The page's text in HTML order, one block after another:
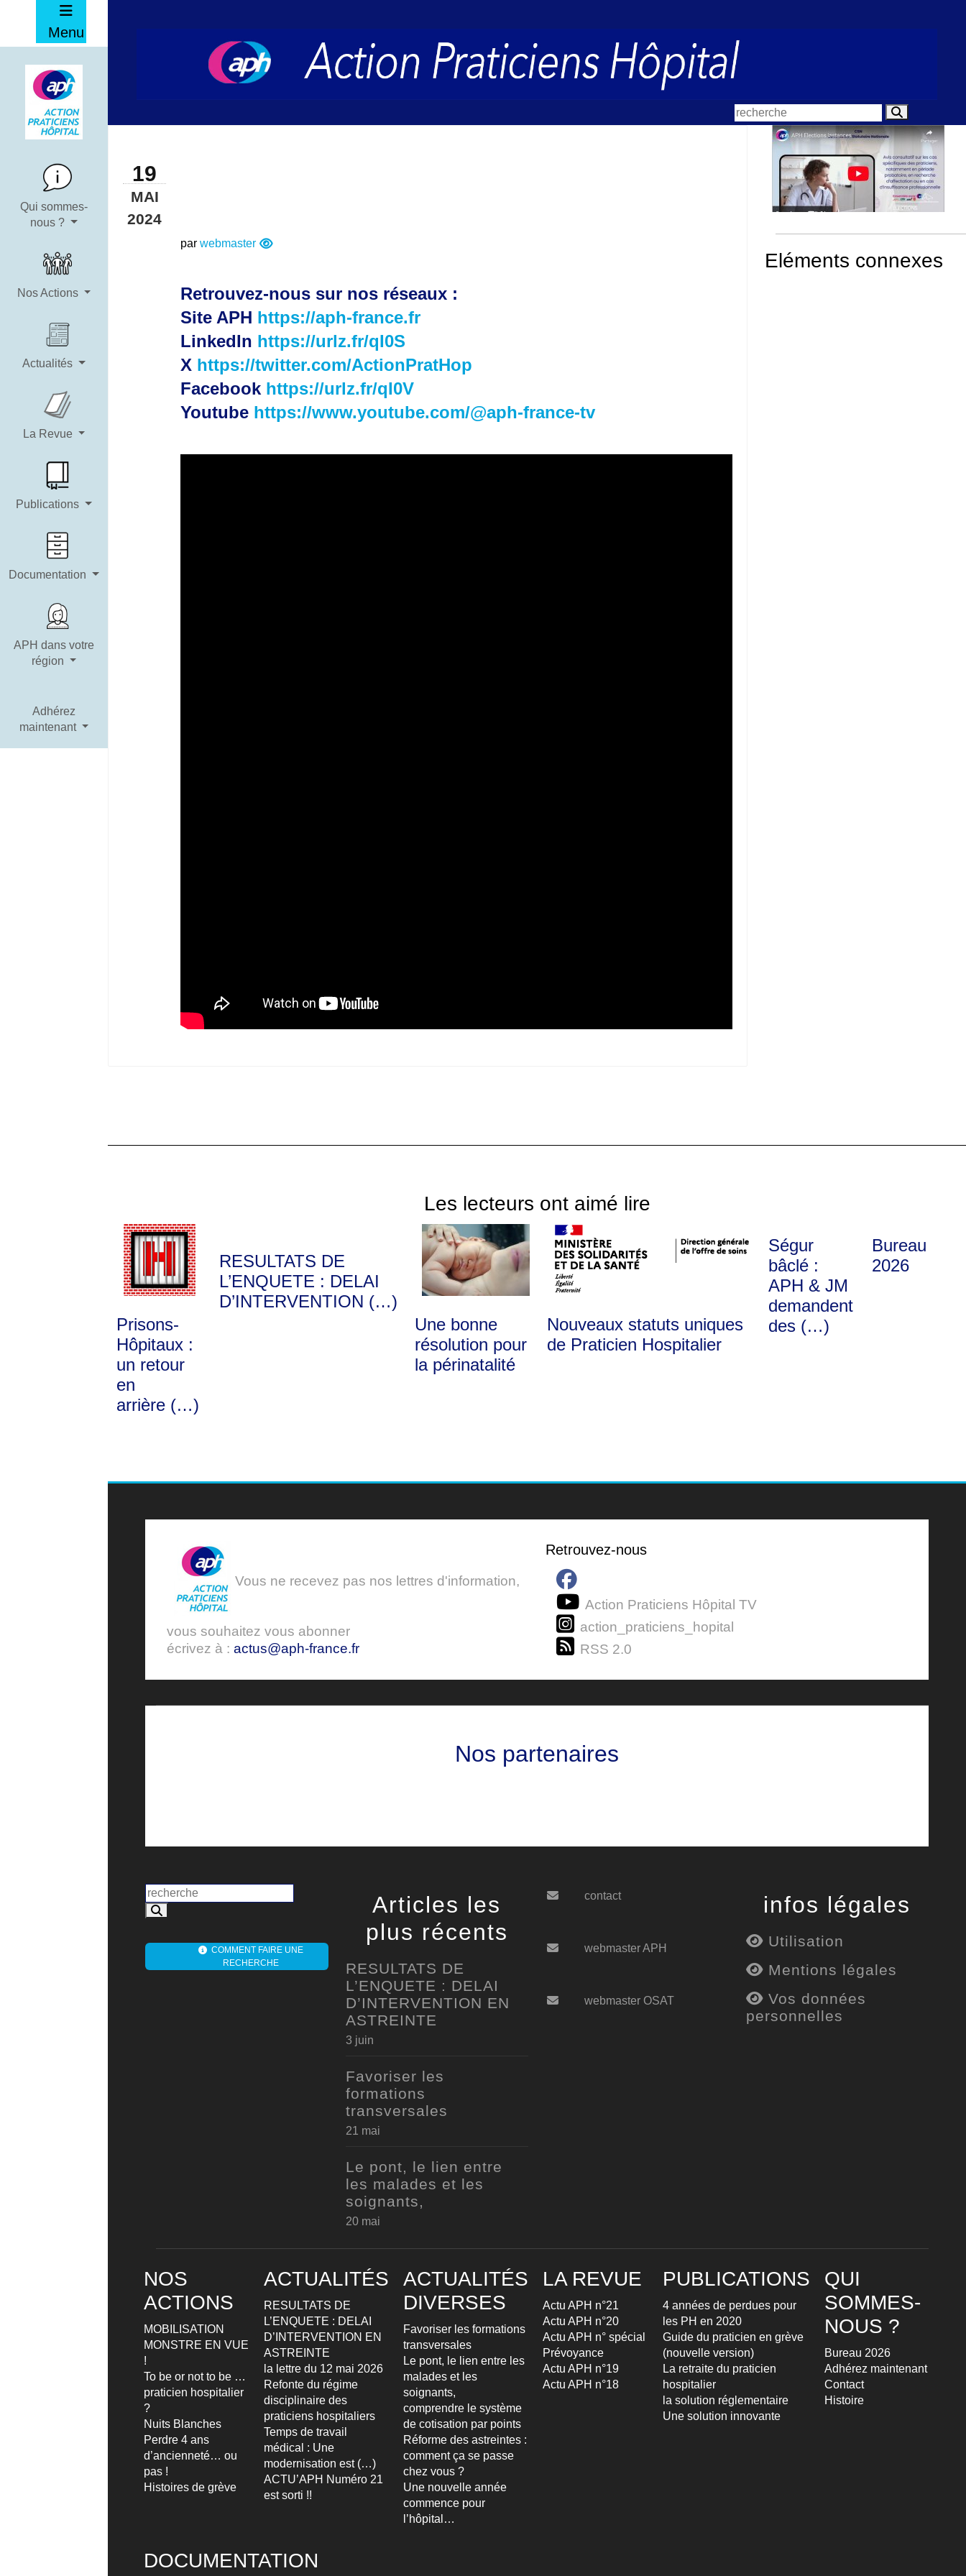
Menu
Qui sommes-
nous ?
Nos Actions
Actualités
La Revue
Publications
Documentation
APH dans votre
région
Adhérez
maintenant
19
MAI
2024
par webmaster
Retrouvez-nous sur nos réseaux :
Site APH https://aph-france.fr
LinkedIn https://urlz.fr/qI0S
X https://twitter.com/ActionPratHop
Facebook https://urlz.fr/qI0V
Youtube https://www.youtube.com/@aph-france-tv
Eléments connexes
Les lecteurs ont aimé lire
Prisons-
Hôpitaux :
un retour
en
arrière (…)
RESULTATS DE
L’ENQUETE : DELAI
D’INTERVENTION (…)
Une bonne
résolution pour
la périnatalité
Nouveaux statuts uniques
de Praticien Hospitalier
Ségur
bâclé :
APH & JM
demandent
des (…)
Bureau
2026
Vous ne recevez pas nos lettres d'information,
vous souhaitez vous abonner
écrivez à : actus@aph-france.fr
Retrouvez-nous
Action Praticiens Hôpital TV
action_praticiens_hopital
RSS 2.0
Nos partenaires
COMMENT FAIRE UNE
RECHERCHE
Articles les
plus récents
RESULTATS DE
L’ENQUETE : DELAI
D’INTERVENTION EN
ASTREINTE
3 juin
Favoriser les
formations
transversales
21 mai
Le pont, le lien entre
les malades et les
soignants,
20 mai
contact
webmaster APH
webmaster OSAT
infos légales
Utilisation
Mentions légales
Vos données
personnelles
NOS
ACTIONS
MOBILISATION
MONSTRE EN VUE
!
To be or not to be …
praticien hospitalier
?
Nuits Blanches
Perdre 4 ans
d’ancienneté… ou
pas !
Histoires de grève
ACTUALITÉS
RESULTATS DE
L’ENQUETE : DELAI
D’INTERVENTION EN
ASTREINTE
la lettre du 12 mai 2026
Refonte du régime
disciplinaire des
praticiens hospitaliers
Temps de travail
médical : Une
modernisation est (…)
ACTU’APH Numéro 21
est sorti !!
ACTUALITÉS
DIVERSES
Favoriser les formations
transversales
Le pont, le lien entre les
malades et les
soignants,
comprendre le système
de cotisation par points
Réforme des astreintes :
comment ça se passe
chez vous ?
Une nouvelle année
commence pour
l’hôpital…
LA REVUE
Actu APH n°21
Actu APH n°20
Actu APH n° spécial
Prévoyance
Actu APH n°19
Actu APH n°18
PUBLICATIONS
4 années de perdues pour
les PH en 2020
Guide du praticien en grève
(nouvelle version)
La retraite du praticien
hospitalier
la solution réglementaire
Une solution innovante
QUI
SOMMES-
NOUS ?
Bureau 2026
Adhérez maintenant
Contact
Histoire
DOCUMENTATION